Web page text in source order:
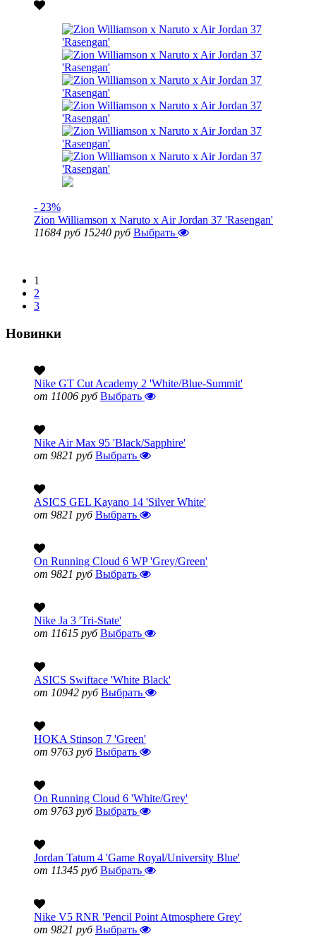
- 23%
Zion Williamson x Naruto x Air Jordan 37 'Rasengan'
11684 руб 15240 руб Выбрать
1
2
3
Новинки
Nike GT Cut Academy 2 'White/Blue-Summit'
от 11006 руб Выбрать
Nike Air Max 95 'Black/Sapphire'
от 9821 руб Выбрать
ASICS GEL Kayano 14 'Silver White'
от 9821 руб Выбрать
On Running Cloud 6 WP 'Grey/Green'
от 9821 руб Выбрать
Nike Ja 3 'Tri-State'
от 11615 руб Выбрать
ASICS Swiftace 'White Black'
от 10942 руб Выбрать
HOKA Stinson 7 'Green'
от 9763 руб Выбрать
On Running Cloud 6 'White/Grey'
от 9763 руб Выбрать
Jordan Tatum 4 'Game Royal/University Blue'
от 11345 руб Выбрать
Nike V5 RNR 'Pencil Point Atmosphere Grey'
от 9821 руб Выбрать